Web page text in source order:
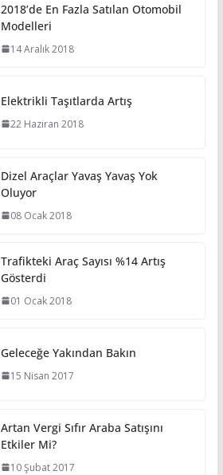
2018’de En Fazla Satılan Otomobil
Modelleri
14 Aralık 2018
Elektrikli Taşıtlarda Artış
22 Haziran 2018
Dizel Araçlar Yavaş Yavaş Yok
Oluyor
08 Ocak 2018
Trafikteki Araç Sayısı %14 Artış
Gösterdi
01 Ocak 2018
Geleceğe Yakından Bakın
15 Nisan 2017
Artan Vergi Sıfır Araba Satışını
Etkiler Mi?
10 Şubat 2017